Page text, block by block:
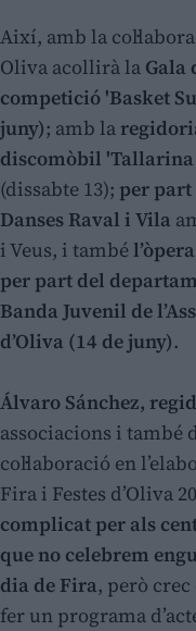
Així, amb la
Oliva acollirà la Gala
competició 'Basket
juny); amb la
discomòbil 'Tallarina
(dissabte 13); per part
Danses Raval i Vila
i Veus, i també
per part del
Banda Juvenil de
d’Oliva (14 de juny).
Álvaro Sánchez,
associacions i també
col·laboració en
Fira i Festes d’Oliva
complicat per als
que no celebrem
dia de Fira, però
fer un programa